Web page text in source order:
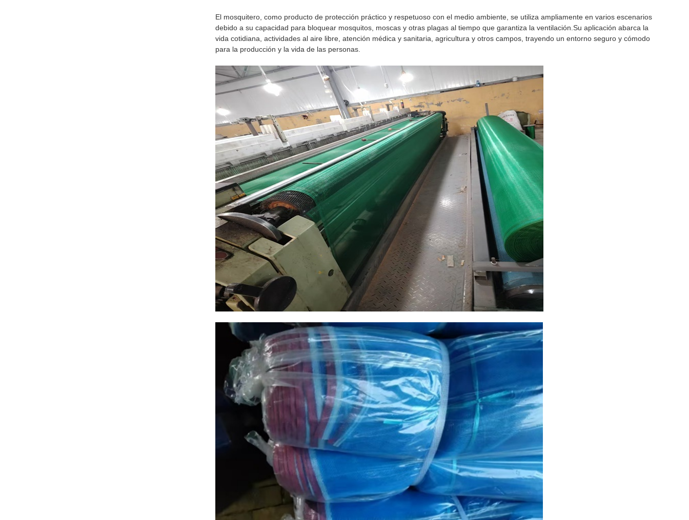
El mosquitero, como producto de protección práctico y respetuoso con el medio ambiente, se utiliza ampliamente en varios escenarios
debido a su capacidad para bloquear mosquitos, moscas y otras plagas al tiempo que garantiza la ventilación.Su aplicación abarca la
vida cotidiana, actividades al aire libre, atención médica y sanitaria, agricultura y otros campos, trayendo un entorno seguro y cómodo
para la producción y la vida de las personas.